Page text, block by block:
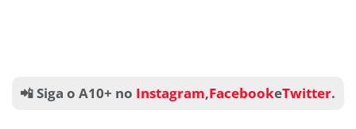
📲 Siga o A10+ no Instagram,FacebookeTwitter.